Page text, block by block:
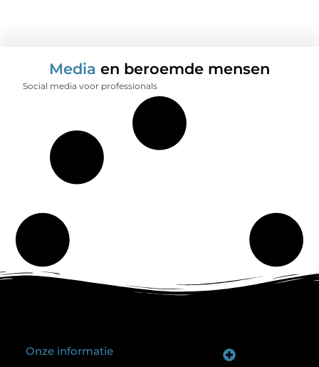
Media en beroemde mensen
Social media voor professionals
Onze informatie